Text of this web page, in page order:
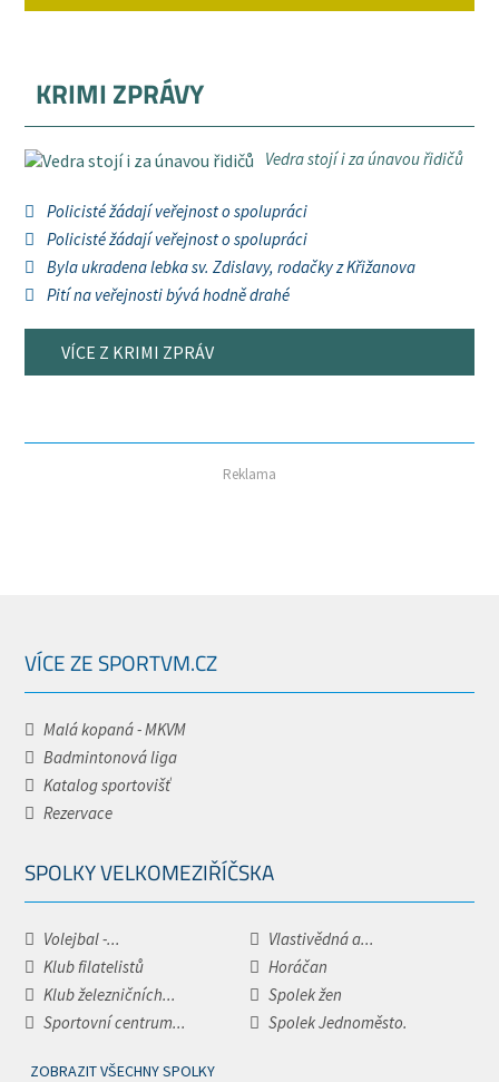
KRIMI ZPRÁVY
Vedra stojí i za únavou řidičů
Policisté žádají veřejnost o spolupráci
Policisté žádají veřejnost o spolupráci
Byla ukradena lebka sv. Zdislavy, rodačky z Křižanova
Pití na veřejnosti bývá hodně drahé
VÍCE Z KRIMI ZPRÁV
Reklama
VÍCE ZE SPORTVM.CZ
Malá kopaná - MKVM
Badmintonová liga
Katalog sportovišť
Rezervace
SPOLKY VELKOMEZIŘÍČSKA
Volejbal -...
Vlastivědná a...
Klub filatelistů
Horáčan
Klub železničních...
Spolek žen
Sportovní centrum...
Spolek Jednoměsto.
ZOBRAZIT VŠECHNY SPOLKY